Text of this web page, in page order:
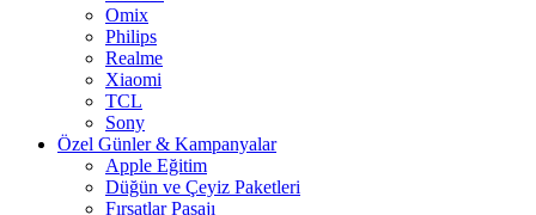
Omix
Philips
Realme
Xiaomi
TCL
Sony
Özel Günler & Kampanyalar
Apple Eğitim
Düğün ve Çeyiz Paketleri
Fırsatlar Pasajı